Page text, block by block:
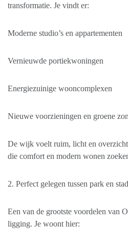
transformatie. Je vindt er:
Moderne studio’s en appartementen
Vernieuwde portiekwoningen
Energiezuinige wooncomplexen
Nieuwe voorzieningen en groene
De wijk voelt ruim, licht en
die comfort en modern wonen
2. Perfect gelegen tussen park en stad
Een van de grootste voordelen van
ligging. Je woont hier: